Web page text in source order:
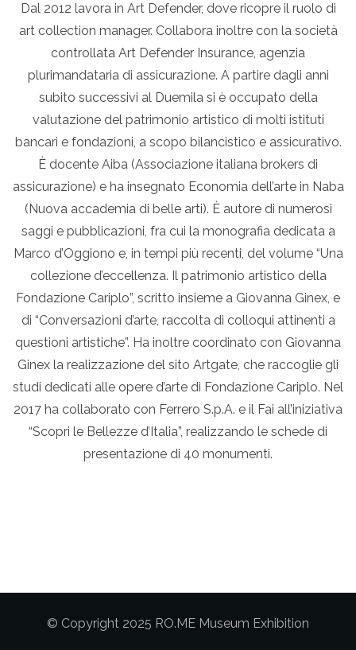
Dal 2012 lavora in Art Defender, dove ricopre il ruolo di
art collection manager. Collabora inoltre con la società
controllata Art Defender Insurance, agenzia
plurimandataria di assicurazione. A partire dagli anni
subito successivi al Duemila si è occupato della
valutazione del patrimonio artistico di molti istituti
bancari e fondazioni, a scopo bilancistico e assicurativo.
È docente Aiba (Associazione italiana brokers di
assicurazione) e ha insegnato Economia dell’arte in Naba
(Nuova accademia di belle arti). È autore di numerosi
saggi e pubblicazioni, fra cui la monografia dedicata a
Marco d’Oggiono e, in tempi più recenti, del volume “Una
collezione d’eccellenza. Il patrimonio artistico della
Fondazione Cariplo”, scritto insieme a Giovanna Ginex, e
di “Conversazioni d’arte, raccolta di colloqui attinenti a
questioni artistiche”. Ha inoltre coordinato con Giovanna
Ginex la realizzazione del sito Artgate, che raccoglie gli
studi dedicati alle opere d’arte di Fondazione Cariplo. Nel
2017 ha collaborato con Ferrero S.p.A. e il Fai all’iniziativa
“Scopri le Bellezze d’Italia”, realizzando le schede di
presentazione di 40 monumenti.
© Copyright 2025 RO.ME Museum Exhibition